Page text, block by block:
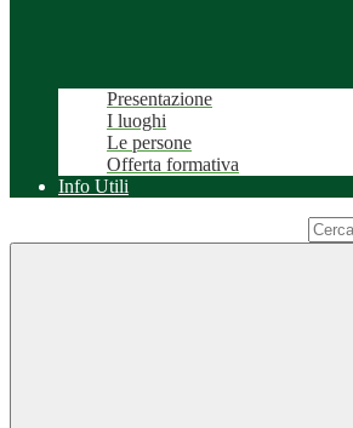
Presentazione
I luoghi
Le persone
Offerta formativa
Info Utili